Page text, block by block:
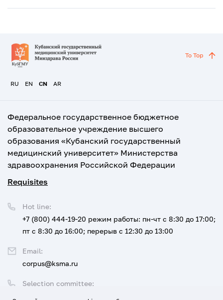
RU EN CN AR
To Top
Федеральное государственное бюджетное
образовательное учреждение высшего
образования «Кубанский государственный
медицинский университет» Министерства
здравоохранения Российской Федерации
Requisites
Selection committee:
Hot line:
+7 (800) 444-19-20 режим работы: пн-чт с 8:30 до 17:00;
пт с 8:30 до 16:00; перерыв с 12:30 до 13:00
Email:
corpus@ksma.ru